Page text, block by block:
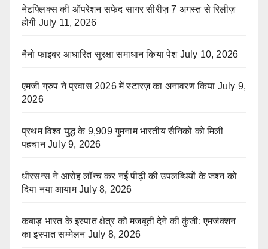
नेटफ्लिक्स की ऑपरेशन सफेद सागर सीरीज़ 7 अगस्त से रिलीज़
होगी July 11, 2026
नैनो फाइबर आधारित सुरक्षा समाधान किया पेश July 10, 2026
एमजी ग्रुप ने प्रवास 2026 में स्टारज़ का अनावरण किया July 9,
2026
प्रथम विश्व युद्ध के 9,909 गुमनाम भारतीय सैनिकों को मिली
पहचान July 9, 2026
धीरसन्स ने आरोह लॉन्च कर नई पीढ़ी की उपलब्धियों के जश्न को
दिया नया आयाम July 8, 2026
कबाड़ भारत के इस्पात क्षेत्र को मजबूती देने की कुंजी: एमजंक्शन
का इस्पात सम्मेलन July 8, 2026